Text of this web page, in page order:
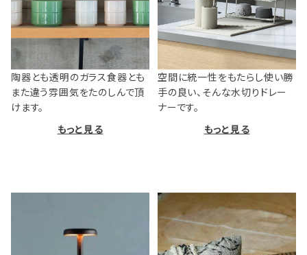
陶器とも透明のガラス食器とも
また違う雰囲気をたのしんで頂
けます。
もっと見る
空間に統一性をもたらし使い勝
手の良い、そんな水切りドレー
ナーです。
もっと見る